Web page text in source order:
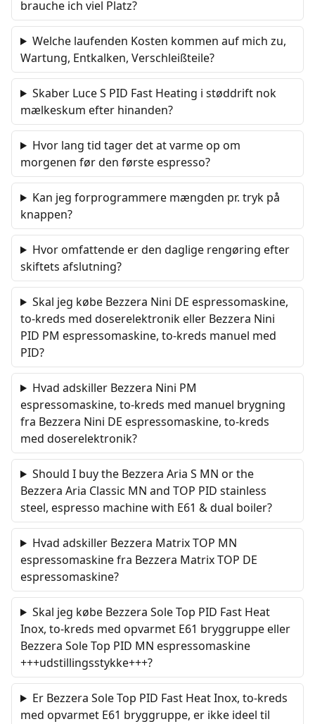
brauche ich viel Platz?
Welche laufenden Kosten kommen auf mich zu,
Wartung, Entkalken, Verschleißteile?
Skaber Luce S PID Fast Heating i støddrift nok
mælkeskum efter hinanden?
Hvor lang tid tager det at varme op om
morgenen før den første espresso?
Kan jeg forprogrammere mængden pr. tryk på
knappen?
Hvor omfattende er den daglige rengøring efter
skiftets afslutning?
Skal jeg købe Bezzera Nini DE espressomaskine,
to-kreds med doserelektronik eller Bezzera Nini
PID PM espressomaskine, to-kreds manuel med
PID?
Hvad adskiller Bezzera Nini PM
espressomaskine, to-kreds med manuel brygning
fra Bezzera Nini DE espressomaskine, to-kreds
med doserelektronik?
Should I buy the Bezzera Aria S MN or the
Bezzera Aria Classic MN and TOP PID stainless
steel, espresso machine with E61 & dual boiler?
Hvad adskiller Bezzera Matrix TOP MN
espressomaskine fra Bezzera Matrix TOP DE
espressomaskine?
Skal jeg købe Bezzera Sole Top PID Fast Heat
Inox, to-kreds med opvarmet E61 bryggruppe eller
Bezzera Sole Top PID MN espressomaskine
+++udstillingsstykke+++?
Er Bezzera Sole Top PID Fast Heat Inox, to-kreds
med opvarmet E61 bryggruppe, er ikke ideel til